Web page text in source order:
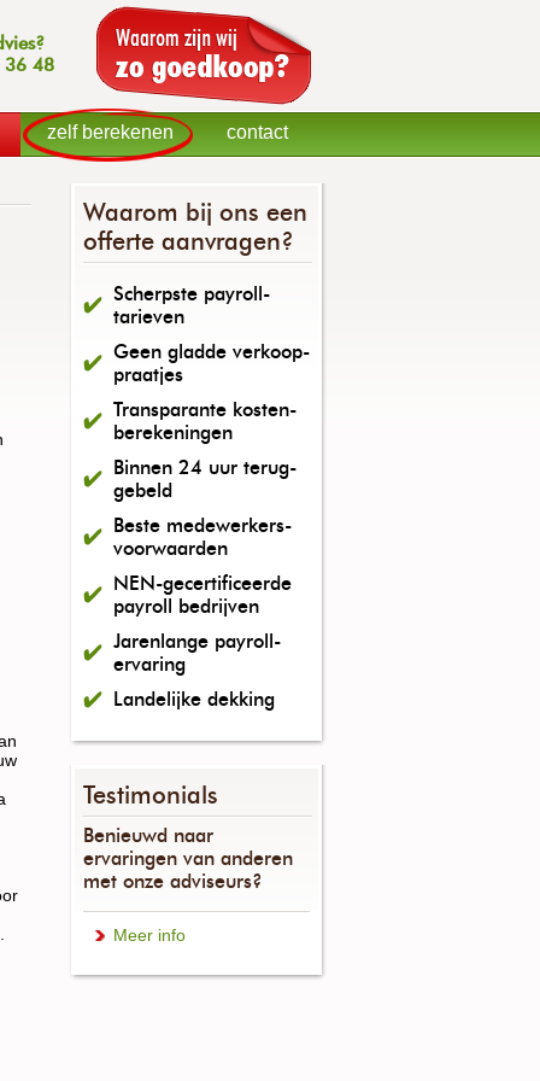
36 48
Waarom bij ons een
offerte aanvragen?
Scherpste payroll-
tarieven
Geen gladde verkoop-
praatjes
Transparante kosten-
berekeningen
Binnen 24 uur terug-
gebeld
Beste medewerkers-
voorwaarden
NEN-gecertificeerde
payroll bedrijven
Jarenlange payroll-
ervaring
Landelijke dekking
Testimonials
Benieuwd naar
ervaringen van anderen
met onze adviseurs?
Meer info
zelf berekenen contact